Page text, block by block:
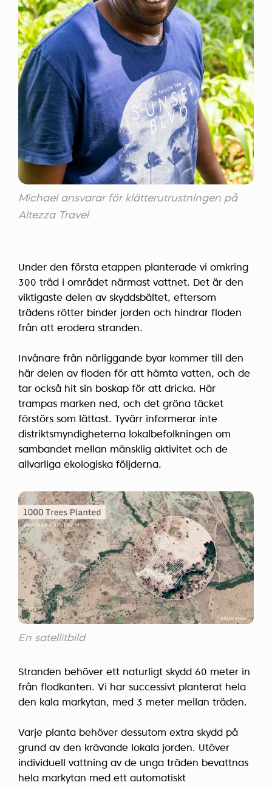
Michael ansvarar för klätterutrustningen på
Altezza Travel
Under den första etappen planterade vi omkring
300 träd i området närmast vattnet. Det är den
viktigaste delen av skyddsbältet, eftersom
trädens rötter binder jorden och hindrar floden
från att erodera stranden.
Invånare från närliggande byar kommer till den
här delen av floden för att hämta vatten, och de
tar också hit sin boskap för att dricka. Här
trampas marken ned, och det gröna täcket
förstörs som lättast. Tyvärr informerar inte
distriktsmyndigheterna lokalbefolkningen om
sambandet mellan mänsklig aktivitet och de
allvarliga ekologiska följderna.
En satellitbild
Stranden behöver ett naturligt skydd 60 meter in
från flodkanten. Vi har successivt planterat hela
den kala markytan, med 3 meter mellan träden.
Varje planta behöver dessutom extra skydd på
grund av den krävande lokala jorden. Utöver
individuell vattning av de unga träden bevattnas
hela markytan med ett automatiskt